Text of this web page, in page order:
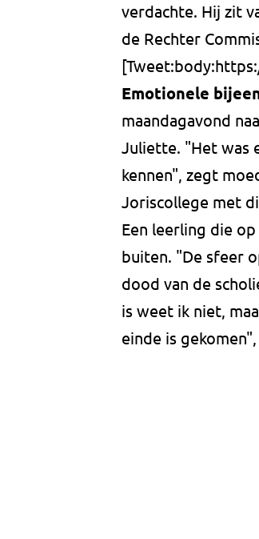
verdachte. Hij zit
de Rechter
Emotionele
maandagavond
Juliette. "Het was
kennen", zegt
Joriscollege met
Een leerling die
buiten. "De sfeer
dood van de
is weet ik niet,
einde is